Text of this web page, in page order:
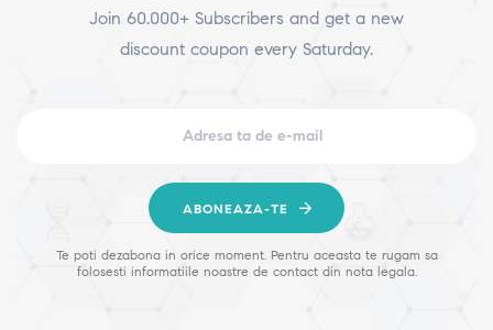
Join 60.000+ Subscribers and get a new
discount coupon every Saturday.
ABONEAZA-TE
Te poti dezabona in orice moment. Pentru aceasta te rugam sa
folosesti informatiile noastre de contact din nota legala.